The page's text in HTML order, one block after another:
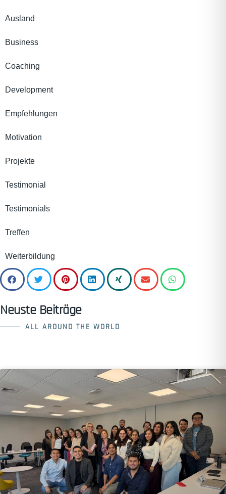
Ausland
Business
Coaching
Development
Empfehlungen
Motivation
Projekte
Testimonial
Testimonials
Treffen
Weiterbildung
Neuste Beiträge
ALL AROUND THE WORLD